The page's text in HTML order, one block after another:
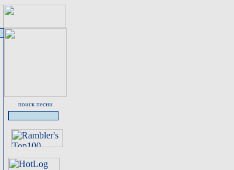
поиск песни